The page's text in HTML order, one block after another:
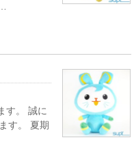
す。 誠に
す。 夏期